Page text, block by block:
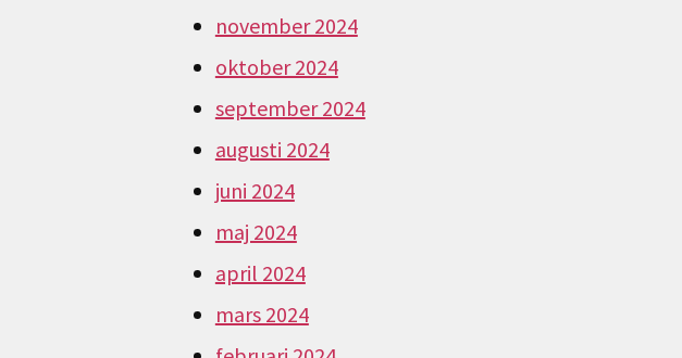
november 2024
oktober 2024
september 2024
augusti 2024
juni 2024
maj 2024
april 2024
mars 2024